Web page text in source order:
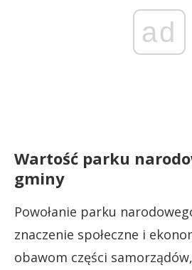
ad
Wartość parku
gminy
Powołanie parku
znaczenie społeczne i
obawom części